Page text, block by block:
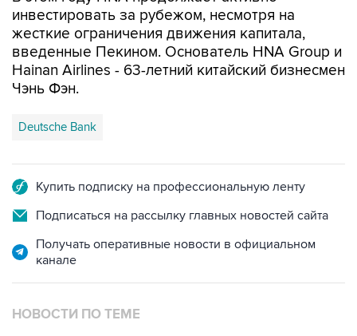
инвестировать за рубежом, несмотря на
жесткие ограничения движения капитала,
введенные Пекином. Основатель HNA Group и
Hainan Airlines - 63-летний китайский бизнесмен
Чэнь Фэн.
Deutsche Bank
Купить подписку на профессиональную ленту
Подписаться на рассылку главных новостей сайта
Получать оперативные новости в официальном
канале
НОВОСТИ ПО ТЕМЕ